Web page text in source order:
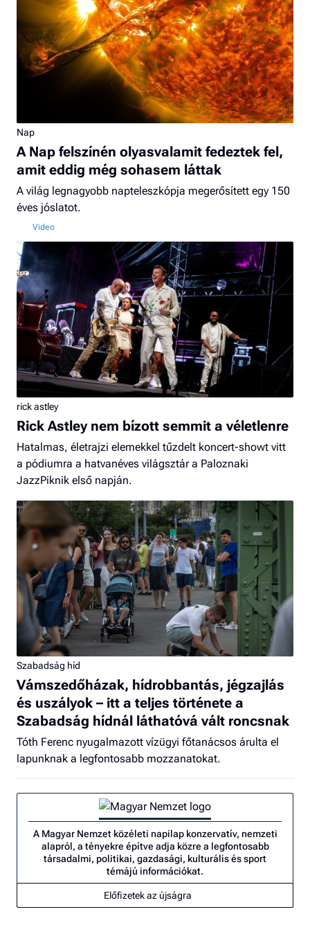
Nap
A Nap felszínén olyasvalamit fedeztek fel,
amit eddig még sohasem láttak
A világ legnagyobb napteleszkópja megerősített egy 150
éves jóslatot.
rick astley
Rick Astley nem bízott semmit a véletlenre
Hatalmas, életrajzi elemekkel tűzdelt koncert-showt vitt
a pódiumra a hatvanéves világsztár a Paloznaki
JazzPiknik első napján.
Szabadság híd
Vámszedőházak, hídrobbantás, jégzajlás
és uszályok – itt a teljes története a
Szabadság hídnál láthatóvá vált roncsnak
Tóth Ferenc nyugalmazott vízügyi főtanácsos árulta el
lapunknak a legfontosabb mozzanatokat.
A Magyar Nemzet közéleti napilap konzervatív, nemzeti
alapról, a tényekre építve adja közre a legfontosabb
társadalmi, politikai, gazdasági, kulturális és sport
témájú információkat.
Előfizetek az újságra